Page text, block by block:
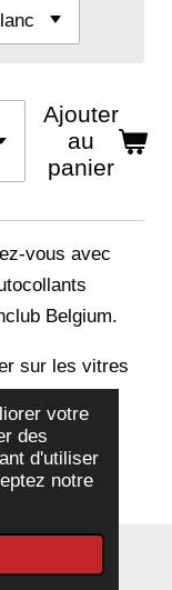
votre
des
d'utiliser
notre
Ajouter
au
panier
vous avec
Belgium.
sur les vitres